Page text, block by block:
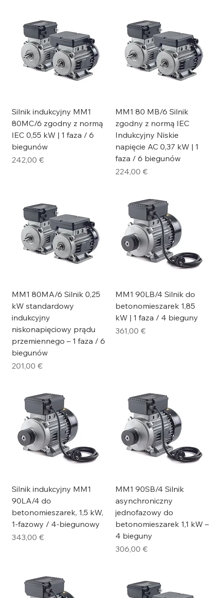
Silnik indukcyjny MM1
80MC/6 zgodny z normą
IEC 0,55 kW | 1 faza / 6
biegunów
Cena
242,00 €
MM1 80 MB/6 Silnik
zgodny z normą IEC
Indukcyjny Niskie
napięcie AC 0,37 kW | 1
faza / 6 biegunów
Cena
224,00 €
MM1 80MA/6 Silnik 0,25
kW standardowy
indukcyjny
niskonapięciowy prądu
przemiennego – 1 faza / 6
biegunów
Cena
201,00 €
MM1 90LB/4 Silnik do
betonomieszarek 1,85
kW | 1 faza / 4 bieguny
Cena
361,00 €
Silnik indukcyjny MM1
90LA/4 do
betonomieszarek, 1,5 kW,
1-fazowy / 4-biegunowy
Cena
343,00 €
MM1 90SB/4 Silnik
asynchroniczny
jednofazowy do
betonomieszarek 1,1 kW –
4 bieguny
Cena
306,00 €